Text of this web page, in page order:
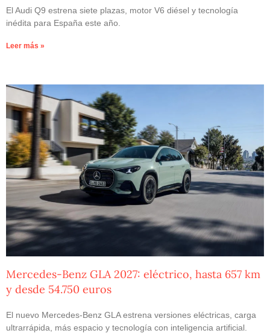
El Audi Q9 estrena siete plazas, motor V6 diésel y tecnología
inédita para España este año.
Leer más »
Mercedes-Benz GLA 2027: eléctrico, hasta 657 km
y desde 54.750 euros
El nuevo Mercedes-Benz GLA estrena versiones eléctricas, carga
ultrarrápida, más espacio y tecnología con inteligencia artificial.